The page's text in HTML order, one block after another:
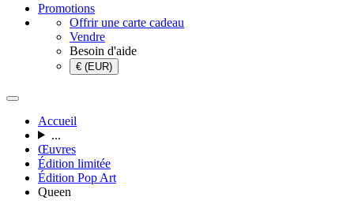
Promotions
Offrir une carte cadeau
Vendre
Besoin d'aide
€ (EUR)
Accueil
...
Œuvres
Édition limitée
Édition Pop Art
Queen